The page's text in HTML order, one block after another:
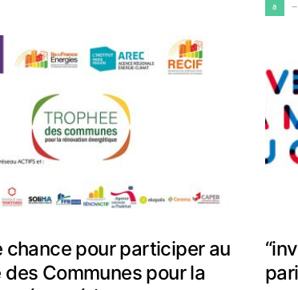
chance pour participer au
des Communes pour la
a